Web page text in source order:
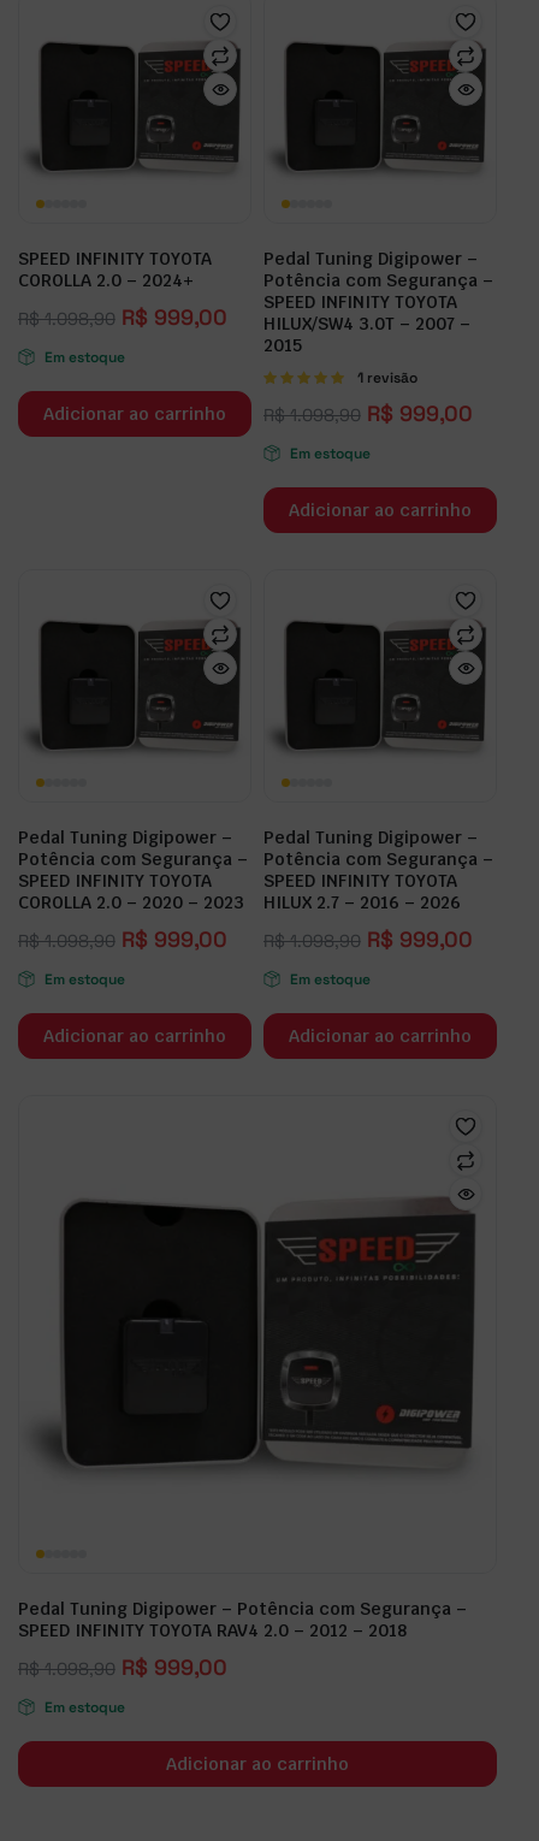
SPEED INFINITY TOYOTA
COROLLA 2.0 – 2024+
R$1.098,90 R$ 999,00
Em estoque
Adicionar ao carrinho
Pedal Tuning Digipower –
Potência com Segurança –
SPEED INFINITY TOYOTA
HILUX/SW4 3.0T – 2007 –
2015
Avaliação
1 revisão
R$1.098,90 R$ 999,00
Em estoque
Adicionar ao carrinho
Pedal Tuning Digipower –
Potência com Segurança –
SPEED INFINITY TOYOTA
COROLLA 2.0 – 2020 – 2023
R$1.098,90 R$ 999,00
Em estoque
Adicionar ao carrinho
Pedal Tuning Digipower –
Potência com Segurança –
SPEED INFINITY TOYOTA
HILUX 2.7 – 2016 – 2026
R$1.098,90 R$ 999,00
Em estoque
Adicionar ao carrinho
Pedal Tuning Digipower – Potência com Segurança –
SPEED INFINITY TOYOTA RAV4 2.0 – 2012 – 2018
R$1.098,90 R$ 999,00
Em estoque
Adicionar ao carrinho